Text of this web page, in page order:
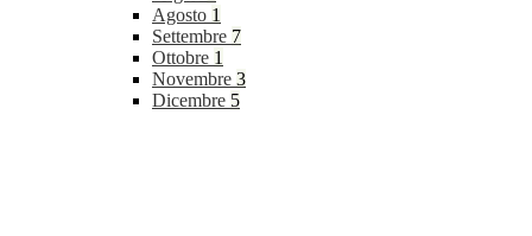
Agosto 1
Settembre 7
Ottobre 1
Novembre 3
Dicembre 5